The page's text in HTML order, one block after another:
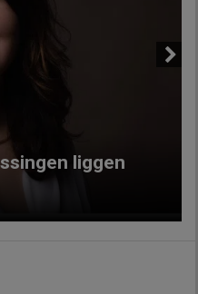
liggen